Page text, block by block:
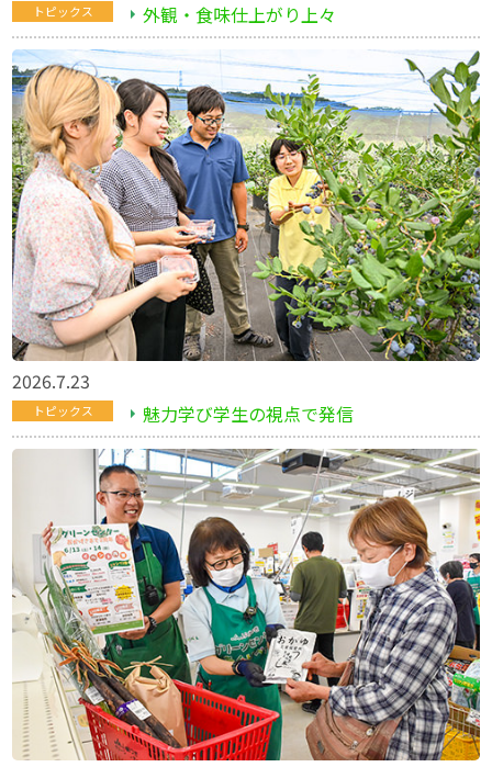
トピックス 外観・食味仕上がり上々
2026.7.23
トピックス 魅力学び学生の視点で発信